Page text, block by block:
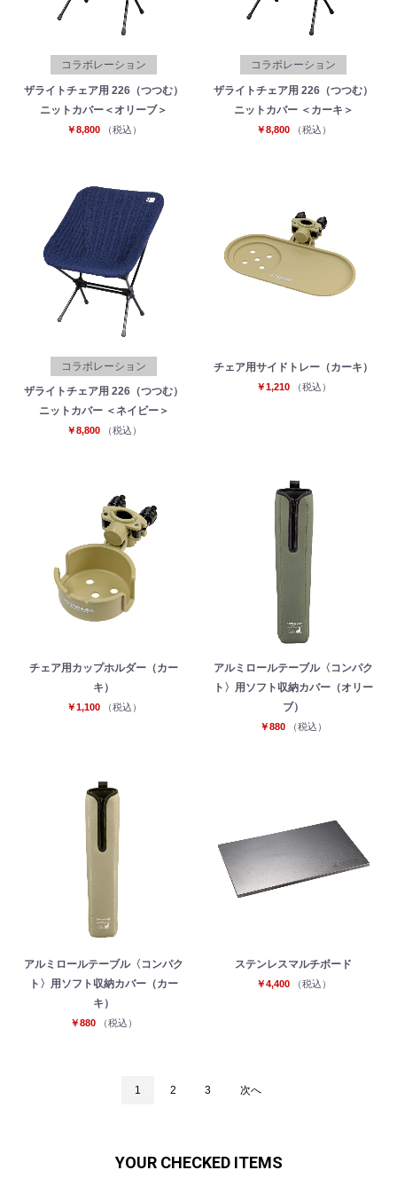
コラボレーション
ザライトチェア用 226（つつむ）
ニットカバー＜オリーブ＞
￥8,800 （税込）
コラボレーション
ザライトチェア用 226（つつむ）
ニットカバー ＜カーキ＞
￥8,800 （税込）
コラボレーション
ザライトチェア用 226（つつむ）
ニットカバー ＜ネイビー＞
￥8,800 （税込）
チェア用サイドトレー（カーキ）
￥1,210 （税込）
チェア用カップホルダー（カー
キ）
￥1,100 （税込）
アルミロールテーブル〈コンパク
ト〉用ソフト収納カバー（オリー
ブ）
￥880 （税込）
アルミロールテーブル〈コンパク
ト〉用ソフト収納カバー（カー
キ）
￥880 （税込）
ステンレスマルチボード
￥4,400 （税込）
お買い物を続ける
1 2 3 次へ
YOUR CHECKED ITEMS